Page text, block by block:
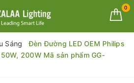
0
Sáng
Đèn Đường LED OEM Philips
200W Mã sản phẩm GG-